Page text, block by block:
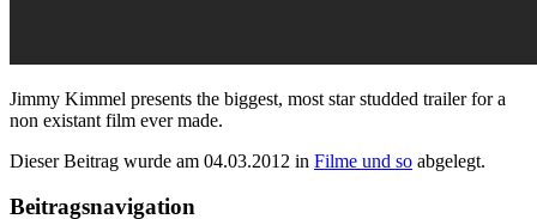
Jimmy Kimmel presents the biggest, most star studded trailer for a
non existant film ever made.
Dieser Beitrag wurde am 04.03.2012 in Filme und so abgelegt.
Beitragsnavigation